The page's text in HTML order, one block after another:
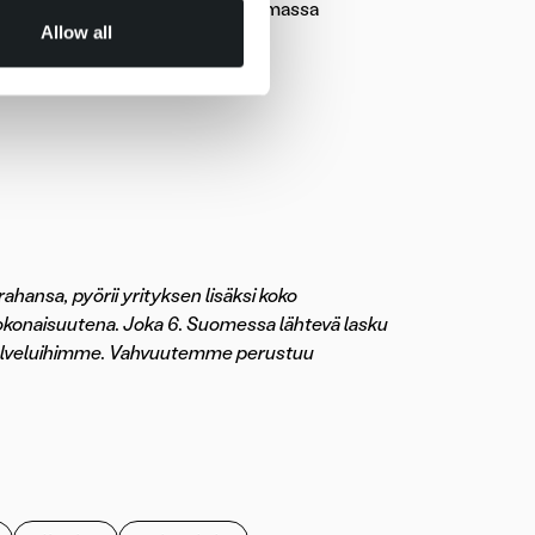
Allow all
kohtaan. Haluatko olla tuottamassa
pyörii yrityksen lisäksi koko
Joka 6. Suomessa lähtevä lasku
Vahvuutemme perustuu